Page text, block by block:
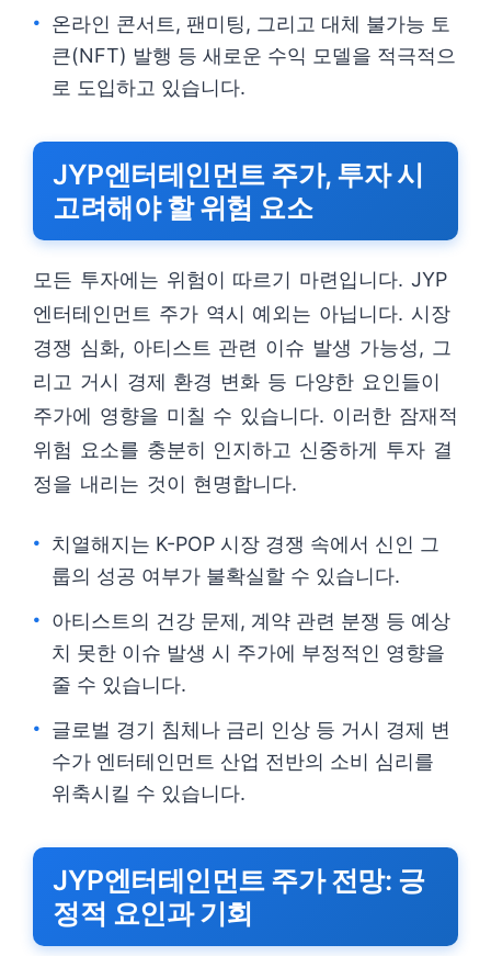
온라인 콘서트, 팬미팅, 그리고 대체 불가능 토
큰(NFT) 발행 등 새로운 수익 모델을 적극적으
로 도입하고 있습니다.
JYP엔터테인먼트 주가, 투자 시
고려해야 할 위험 요소
모든 투자에는 위험이 따르기 마련입니다. JYP
엔터테인먼트 주가 역시 예외는 아닙니다. 시장
경쟁 심화, 아티스트 관련 이슈 발생 가능성, 그
리고 거시 경제 환경 변화 등 다양한 요인들이
주가에 영향을 미칠 수 있습니다. 이러한 잠재적
위험 요소를 충분히 인지하고 신중하게 투자 결
정을 내리는 것이 현명합니다.
치열해지는 K-POP 시장 경쟁 속에서 신인 그
룹의 성공 여부가 불확실할 수 있습니다.
아티스트의 건강 문제, 계약 관련 분쟁 등 예상
치 못한 이슈 발생 시 주가에 부정적인 영향을
줄 수 있습니다.
글로벌 경기 침체나 금리 인상 등 거시 경제 변
수가 엔터테인먼트 산업 전반의 소비 심리를
위축시킬 수 있습니다.
JYP엔터테인먼트 주가 전망: 긍
정적 요인과 기회